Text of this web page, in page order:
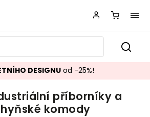
DESIGNUod -25%!
příborníky a
komody